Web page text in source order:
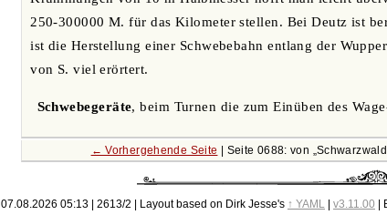
250-300000 M. für das Kilometer stellen. Bei Deutz ist
ist die Herstellung einer Schwebebahn entlang der
von S. viel erörtert.
Schwebegeräte, beim Turnen die zum Einüben des
← Vorhergehende Seite | Seite 0688: von
07.08.2026 05:13 | 2613/2 | Layout based on Dirk Jesse's ↑ YAML| v3.11.00 |